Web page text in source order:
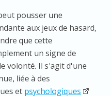
pousser une
aux jeux de hasard,
que cette
un signe de
volonté. Il s'agit d'une
liée à des
et psychologiques